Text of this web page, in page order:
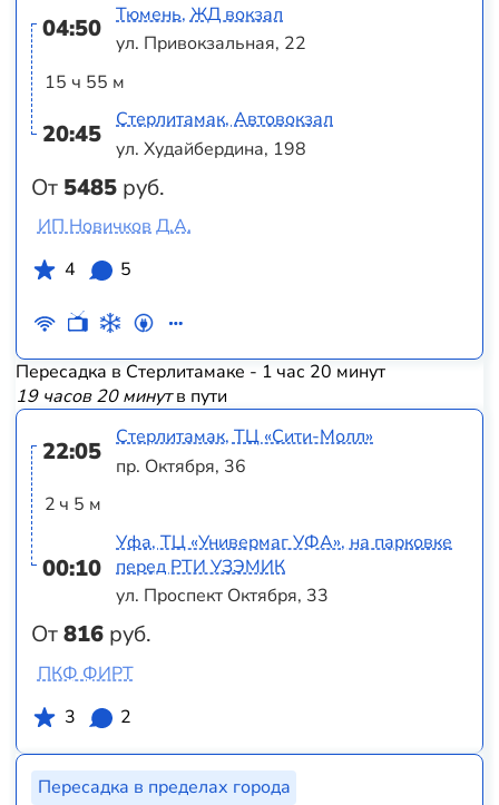
04:50
15 ч 55 м
20:45
От 5485 руб.
Тюмень, ЖД вокзал
ул. Привокзальная, 22
Стерлитамак, Автовокзал
ул. Худайбердина, 198
ИП Новичков Д.А.
4
5
Пересадка в Стерлитамаке - 1 час 20 минут
19 часов 20 минутв пути
22:05
2 ч 5 м
00:10
От816 руб.
Стерлитамак, ТЦ «‎Сити-Молл»
пр. Октября, 36
Уфа, ТЦ «Универмаг УФА», на парковке
перед РТИ УЗЭМИК
ул. Проспект Октября, 33
ПКФ ФИРТ
3
2
Пересадка в пределах города